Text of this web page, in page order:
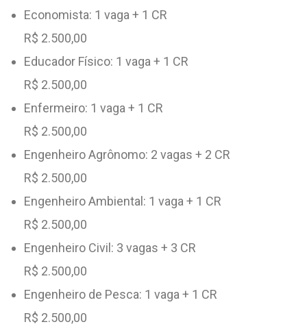
Economista: 1 vaga + 1 CR
R$ 2.500,00
Educador Físico: 1 vaga + 1 CR
R$ 2.500,00
Enfermeiro: 1 vaga + 1 CR
R$ 2.500,00
Engenheiro Agrônomo: 2 vagas + 2 CR
R$ 2.500,00
Engenheiro Ambiental: 1 vaga + 1 CR
R$ 2.500,00
Engenheiro Civil: 3 vagas + 3 CR
R$ 2.500,00
Engenheiro de Pesca: 1 vaga + 1 CR
R$ 2.500,00